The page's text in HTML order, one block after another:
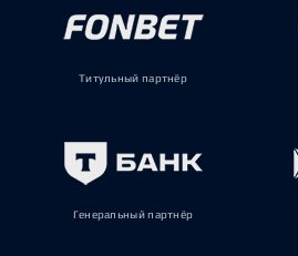
Титульный партнёр
Генеральный партнёр